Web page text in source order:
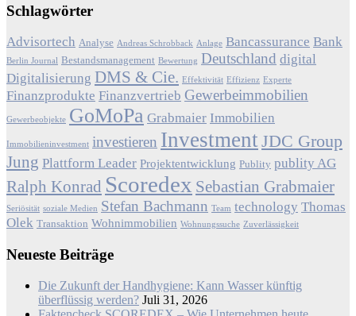
Schlagwörter
Advisortech Analyse Andreas Schrobback Anlage Bancassurance Bank
Berlin Journal Bestandsmanagement Bewertung Deutschland digital
Digitalisierung DMS & Cie. Effektivität Effizienz Experte
Finanzprodukte Finanzvertrieb Gewerbeimmobilien
Gewerbeobjekte GoMoPa Grabmaier Immobilien
Immobilieninvestment investieren Investment JDC Group
Jung Plattform Leader Projektentwicklung Publity publity AG
Ralph Konrad Scoredex Sebastian Grabmaier
Seriösität soziale Medien Stefan Bachmann Team technology Thomas
Olek Transaktion Wohnimmobilien Wohnungssuche Zuverlässigkeit
Neueste Beiträge
Die Zukunft der Handhygiene: Kann Wasser künftig
überflüssig werden? Juli 31, 2026